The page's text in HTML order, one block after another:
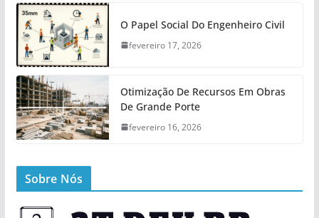
O Papel Social Do Engenheiro Civil
fevereiro 17, 2026
Otimização De Recursos Em Obras
De Grande Porte
fevereiro 16, 2026
Sobre Nós